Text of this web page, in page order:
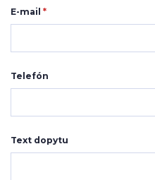
E-mail *
Telefón
Text dopytu